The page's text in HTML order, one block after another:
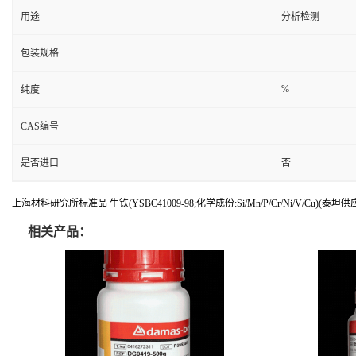
用途 分析检测
包装规格
纯度 %
CAS编号
是否进口 否
上海材料研究所标准品 生铁(YSBC41009-98;化学成份:Si/Mn/P/Cr/Ni/V/Cu)(泰坦供
相关产品：